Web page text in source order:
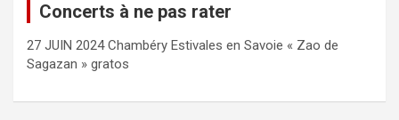
Concerts à ne pas rater
27 JUIN 2024 Chambéry Estivales en Savoie « Zao de
Sagazan » gratos